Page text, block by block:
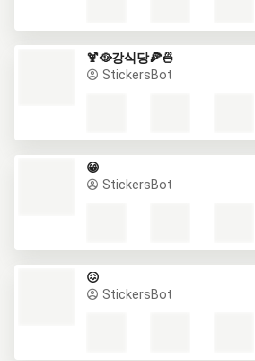
🍹🥘강식당🍕🍜
StickersBot
😁
StickersBot
😖
StickersBot